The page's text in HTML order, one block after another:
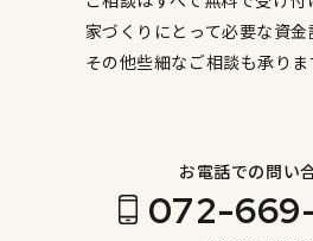
家づくりにとって必要な資金
その他些細なご相談も承りま
お電話での問い
072-